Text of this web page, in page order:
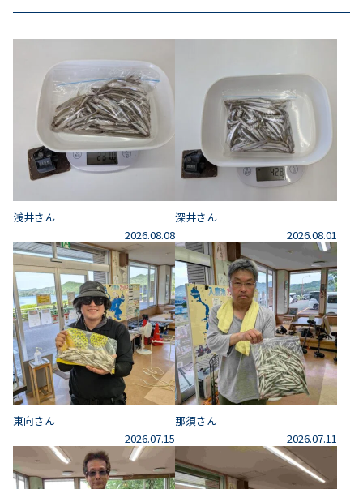
浅井さん
2026.08.08
深井さん
2026.08.01
東向さん
2026.07.15
那須さん
2026.07.11